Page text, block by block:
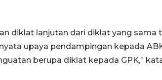
diklat lanjutan dari diklat yang sama
upaya pendampingan kepada
berupa diklat kepada GPK,”